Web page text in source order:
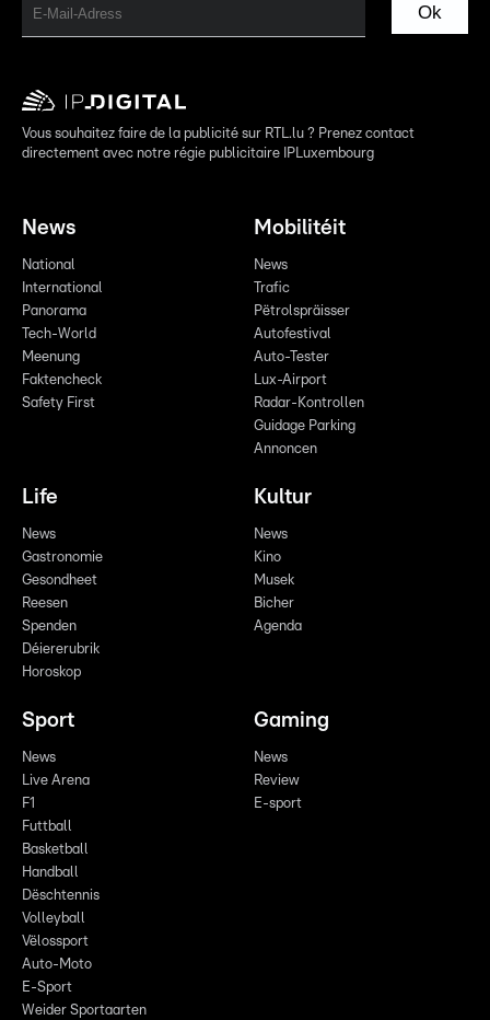
Ok
Vous souhaitez faire de la publicité sur RTL.lu ? Prenez contact
directement avec notre régie publicitaire IPLuxembourg
News
National
International
Panorama
Tech-World
Meenung
Faktencheck
Safety First
Mobilitéit
News
Trafic
Pëtrolspräisser
Autofestival
Auto-Tester
Lux-Airport
Radar-Kontrollen
Guidage Parking
Annoncen
Life
News
Gastronomie
Gesondheet
Reesen
Spenden
Déiererubrik
Horoskop
Kultur
News
Kino
Musek
Bicher
Agenda
Sport
News
Live Arena
F1
Futtball
Basketball
Handball
Dëschtennis
Volleyball
Vëlossport
Auto-Moto
E-Sport
Weider Sportaarten
Gaming
News
Review
E-sport